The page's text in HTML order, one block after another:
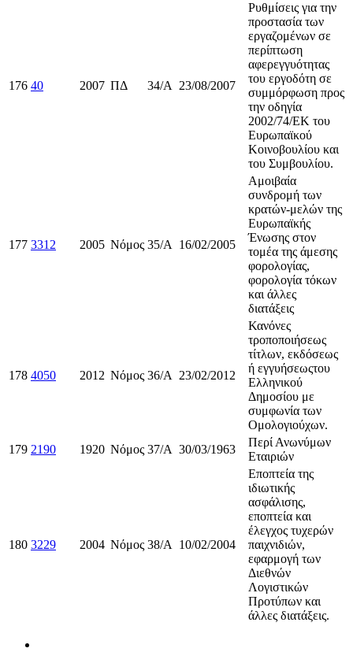
176 40 2007 ΠΔ 34/Α 23/08/2007
Ρυθμίσεις για την
προστασία των
εργαζομένων σε
περίπτωση
αφερεγγυότητας
του εργοδότη σε
συμμόρφωση προς
την οδηγία
2002/74/ΕΚ του
Ευρωπαϊκού
Κοινοβουλίου και
του Συμβουλίου.
177 3312 2005 Νόμος 35/Α 16/02/2005
Αμοιβαία
συνδρομή των
κρατών-μελών της
Ευρωπαϊκής
Ένωσης στον
τομέα της άμεσης
φορολογίας,
φορολογία τόκων
και άλλες
διατάξεις
178 4050 2012 Νόμος 36/Α 23/02/2012
Κανόνες
τροποποιήσεως
τίτλων, εκδόσεως
ή εγγυήσεωςτου
Ελληνικού
Δημοσίου με
συμφωνία των
Ομολογιούχων.
179 2190 1920 Νόμος 37/Α 30/03/1963
Περί Ανωνύμων
Εταιριών
180 3229 2004 Νόμος 38/Α 10/02/2004
Εποπτεία της
ιδιωτικής
ασφάλισης,
εποπτεία και
έλεγχος τυχερών
παιχνιδιών,
εφαρμογή των
Διεθνών
Λογιστικών
Προτύπων και
άλλες διατάξεις.